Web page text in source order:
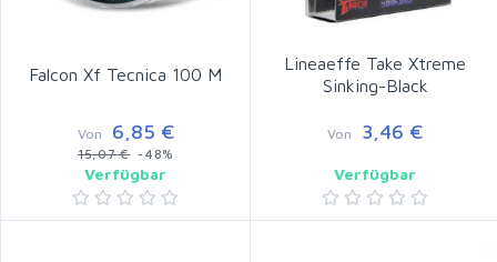
Falcon Xf Tecnica 100 M
Von 6,85 €
15,07 €-48%
Verfügbar
Lineaeffe Take Xtreme
Sinking-Black
Von 3,46 €
Verfügbar